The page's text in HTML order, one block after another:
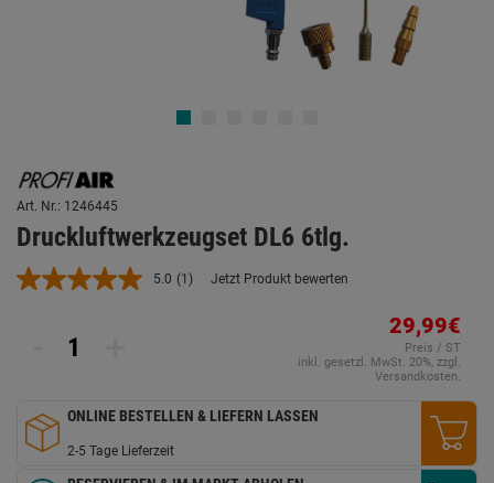
Art. Nr.: 1246445
Druckluftwerkzeugset DL6 6tlg.
5.0 Bewertung
(1) Jetzt Produkt bewerten
29,99€
Preis / ST
inkl. gesetzl. MwSt. 20%, zzgl.
Versandkosten.
ONLINE BESTELLEN & LIEFERN LASSEN
2-5 Tage Lieferzeit